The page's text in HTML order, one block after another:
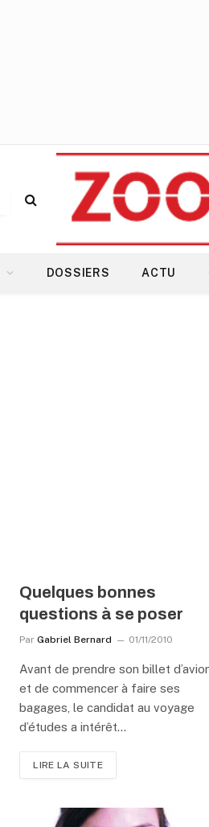
DOSSIERS ACTU
Quelques bonnes
questions à se poser
Par Gabriel Bernard 01/11/2010
Avant de prendre son billet
et de commencer à faire ses
bagages, le candidat au voyage
d’études a intérêt…
LIRE LA SUITE